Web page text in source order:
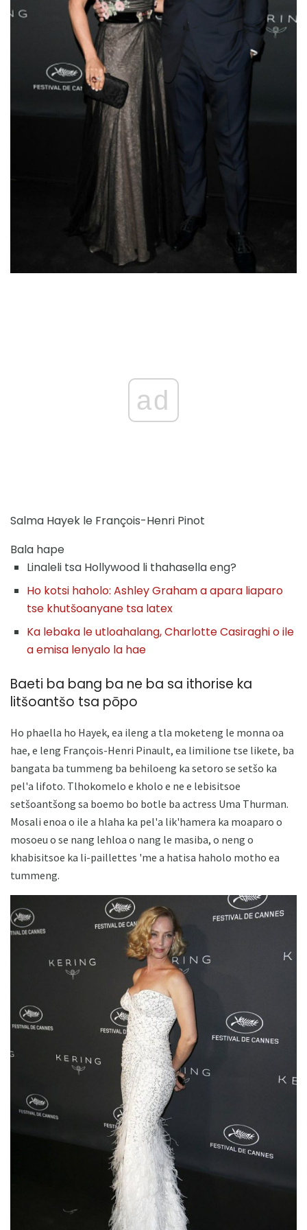
ad
Salma Hayek le François-Henri Pinot
Bala hape
Linaleli tsa Hollywood li thahasella eng?
Ho kotsi haholo: Ashley Graham a apara liaparo
tse khutšoanyane tsa latex
Ka lebaka le utloahalang, Charlotte Casiraghi o ile
a emisa lenyalo la hae
Baeti ba bang ba ne ba sa ithorise ka
litšoantšo tsa pōpo
Ho phaella ho Hayek, ea ileng a tla moketeng le monna oa
hae, e leng François-Henri Pinault, ea limilione tse likete, ba
bangata ba tummeng ba behiloeng ka setoro se setšo ka
pel'a lifoto. Tlhokomelo e kholo e ne e lebisitsoe
setšoantšong sa boemo bo botle ba actress Uma Thurman.
Mosali enoa o ile a hlaha ka pel'a lik'hamera ka moaparo o
mosoeu o se nang lehloa o nang le masiba, o neng o
khabisitsoe ka li-paillettes 'me a hatisa haholo motho ea
tummeng.